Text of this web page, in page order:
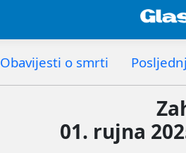
Obavijesti o smrti
01. rujna